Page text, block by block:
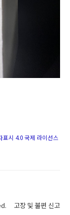
표시 4.0 국제 라이선스
고장 및 불편 신고